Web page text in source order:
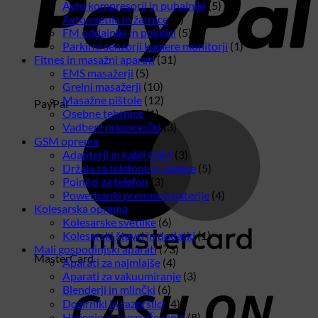
PayPal
MasterCard
Avto kompresorji in puhalniki (5)
Avto svetila in žarnice(2)
FM oddajniki in polnilci (5)
Parkirni senzorji kamere monitorji (1)
Fitnes in masažni aparati(31)
EMS masažerji (5)
Grelni masažerji (10)
Masažne pištole (12)
Osebne tehtnice(1)
Vadbeni pripomočki (3)
GSM oprema
Adapterji in kabli GSM (3)
Držala za telefone in tablice (5)
Polnilci za telefon (3)
Powerbanki prenosne baterije (4)
Kolesarska oprema
Kolesarske svetilke (6)
Kolesarski števci in dodatki(1)
Mali gospodinjski aparati(73)
Aparati za najmlajše (4)
Aparati za vakuumiranje (3)
Blenderji in mlinčki (6)
Dozirniki in razpršilci (4)